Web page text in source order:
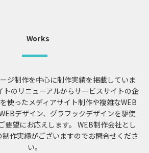
ジ制作を中心に制作実績を掲載していま
トのリニューアルからサービスサイトの企
使ったメディアサイト制作や複雑なWEB
デザイン、グラフックデザインを駆使
要望にお応えします。 WEB制作会社とし
作実績がございますのでお問合せくださ
い。